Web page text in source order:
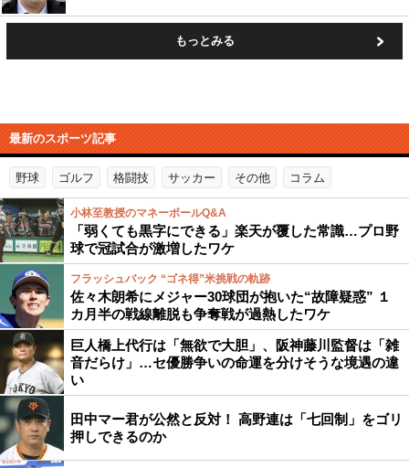
もっとみる
最新のスポーツ記事
野球 ゴルフ 格闘技 サッカー その他 コラム
小林至教授のマネーボールQ&A
「弱くても黒字にできる」楽天が覆した常識…プロ野
球で冠試合が激増したワケ
フラッシュバック “ゴネ得”米挑戦の軌跡
佐々木朗希にメジャー30球団が抱いた“故障疑惑” １
カ月半の戦線離脱も争奪戦が過熱したワケ
巨人橋上代行は「無欲で大胆」、阪神藤川監督は「雑
音だらけ」…セ優勝争いの命運を分けそうな境遇の違
い
田中マー君が公然と反対！ 高野連は「七回制」をゴリ
押しできるのか